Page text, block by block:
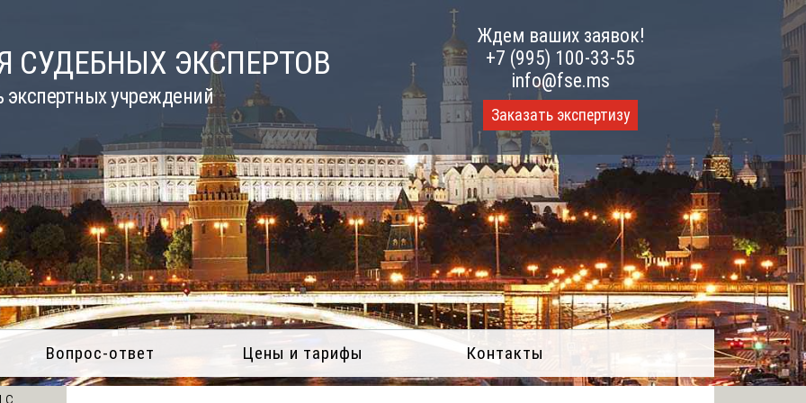
СУДЕБНЫХ ЭКСПЕРТОВ
экспертных учреждений
Ждем ваших заявок!
+7 (995) 100-33-55
info@fse.ms
Заказать экспертизу
Вопрос-ответ Цены и тарифы Контакты
с